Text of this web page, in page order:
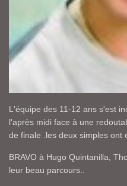
L'équipe des 11-12 ans s'est
l'après midi face à une
de finale .les deux simples ont
BRAVO à Hugo Quintanilla,
leur beau parcours..